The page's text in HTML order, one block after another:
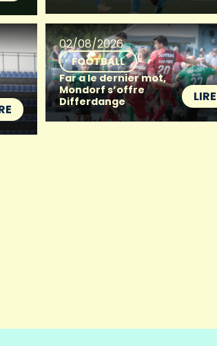
02/08/2026
FOOTBALL
Far a le dernier mot,
Mondorf s’offre
Differdange
LIRE